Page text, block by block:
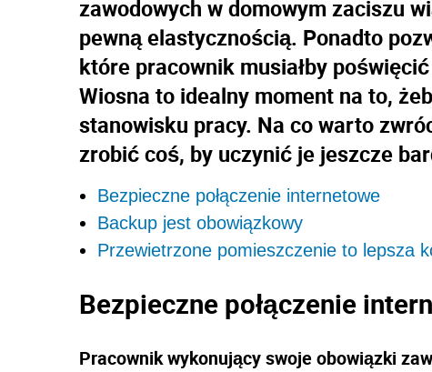
zawodowych w domowym zaciszu
pewną elastycznością. Ponadto
które pracownik musiałby
Wiosna to idealny moment na to,
stanowisku pracy. Na co warto
zrobić coś, by uczynić je jeszcze
Bezpieczne połączenie internetowe
Backup jest obowiązkowy
Przewietrzone pomieszczenie to lepsza
Bezpieczne połączenie
Pracownik wykonujący swoje obowiązki